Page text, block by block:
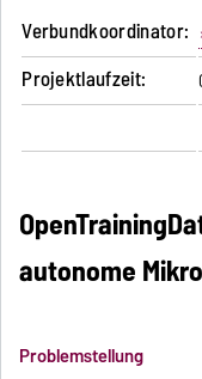
Verbundkoordinator:
Projektlaufzeit:
autonome
Problemstellung